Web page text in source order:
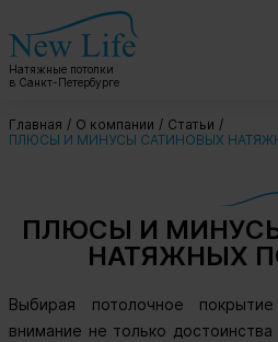
Натяжные потолки
в Санкт-Петербурге
Главная О компании
Статьи
ПЛЮСЫ И МИНУСЫ САТИНОВЫХ
ПЛЮСЫ И
НАТЯЖНЫХ
Выбирая потолочное
внимание не только